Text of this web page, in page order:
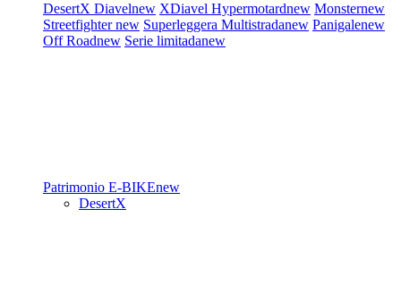
DesertX Diavelnew XDiavel Hypermotardnew Monsternew
Streetfighternew Superleggera Multistradanew Panigalenew
Off Roadnew Serie limitadanew
Patrimonio E-BIKEnew
DesertX